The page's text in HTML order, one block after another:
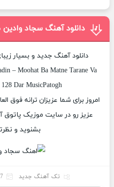
دانلود آهنگ سجاد
دانلود آهنگ جدید و بسیار
– Moohat Ba Matne Tarane Va
Dar MusicPatogh
امروز برای شما عزیزان ترانه فوق
عزیز رو در سایت موزیک پاتوق
بشنوید و
تک آهنگ جدید 17